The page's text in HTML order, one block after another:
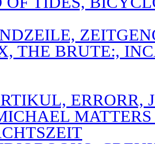
THE BRUTE:,